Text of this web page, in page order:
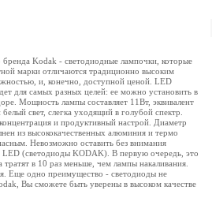
Kodak - светодиодные лампочки, которые
марки отличаются традиционно высоким
и, конечно, доступной ценой. LED
для самых разных целей: ее можно установить в
Мощность лампы составляет 11Вт, эквивалент
свет, слегка уходящий в голубой спектр.
и продуктивный настрой. Диаметр
из высококачественных алюминия и термо
Невозможно оставить без внимания
(светодиоды KODAK). В первую очередь, это
тратят в 10 раз меньше, чем лампы накаливания.
Еще одно преимущество - светодиоды не
Вы сможете быть уверены в высоком качестве